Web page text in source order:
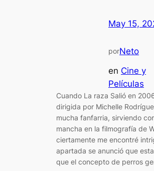
May 15,
porNeto
en Cine y
Películas
Cuando La raza Salió en
dirigida por Michelle
mucha fanfarria, sirviendo
mancha en la filmografía de
ciertamente me encontré
apartada se anunció que
que el concepto de perros